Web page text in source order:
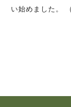
い始めました。